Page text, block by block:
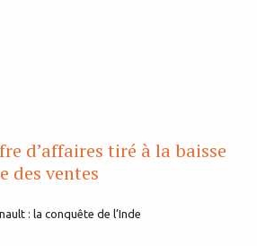
d’affaires tiré à la baisse
des ventes